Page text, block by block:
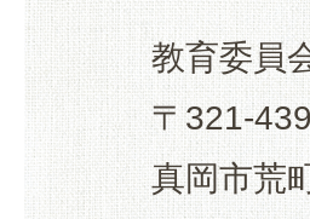
教育委員
〒321-
真岡市荒